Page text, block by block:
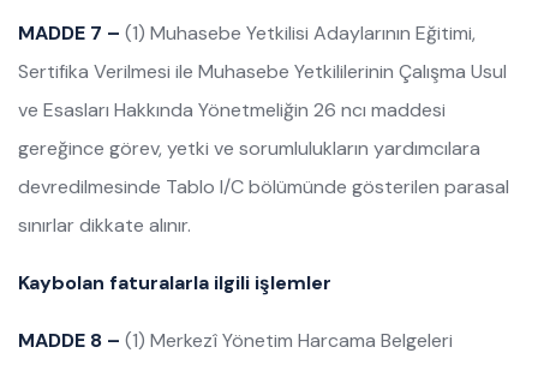
MADDE 7 – (1) Muhasebe Yetkilisi Adaylarının Eğitimi,
Sertifika Verilmesi ile Muhasebe Yetkililerinin Çalışma Usul
ve Esasları Hakkında Yönetmeliğin 26 ncı maddesi
gereğince görev, yetki ve sorumlulukların yardımcılara
devredilmesinde Tablo I/C bölümünde gösterilen parasal
sınırlar dikkate alınır.
Kaybolan faturalarla ilgili işlemler
MADDE 8 – (1) Merkezî Yönetim Harcama Belgeleri